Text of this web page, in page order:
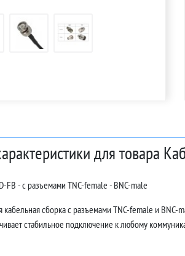
для товара
FB - с разъемами TNC-female - BNC-male
кабельная сборка с разъемами TNC-female и
стабильное подключение к любому